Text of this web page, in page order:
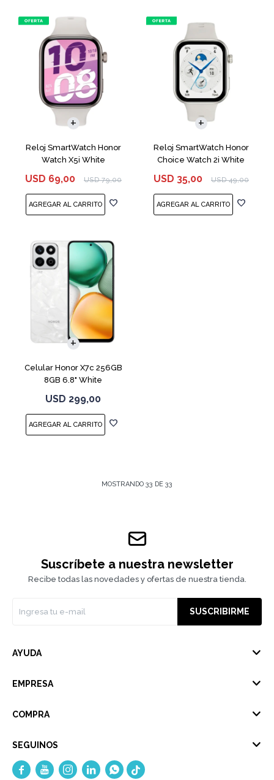
Reloj SmartWatch Honor
Watch X5i White
USD 69,00 USD 79,00
Reloj SmartWatch Honor
Choice Watch 2i White
USD 35,00 USD 49,00
Celular Honor X7c 256GB
8GB 6.8" White
USD 299,00
COMPARAR
MOSTRANDO 33 DE 33
Suscríbete a nuestra newsletter
Recibe todas las novedades y ofertas de nuestra tienda.
SUSCRIBIRME
AYUDA
EMPRESA
COMPRA
SEGUINOS
    